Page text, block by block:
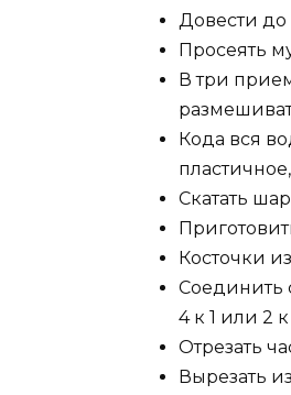
Довести
Просеять
В три
Кода вся
Скатать
Косточки
Соединить
4 к 1 или 2 к
Отрезать
Вырезать